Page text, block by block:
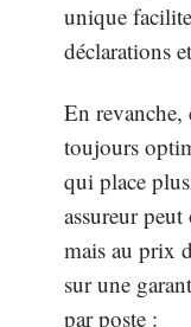
unique
déclarations
En revanche,
toujours
qui place
assureur
mais au prix
sur une
par poste :